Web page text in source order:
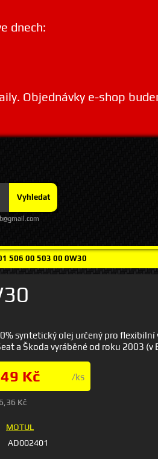
dnech:
Objednávky e-shop
Vyhledat
506 00 503 00 0W30
syntetický olej určený pro flexibilní
a Škoda vyráběné od roku 2003 (v
Kč /ks
Kč
MOTUL
AD002401